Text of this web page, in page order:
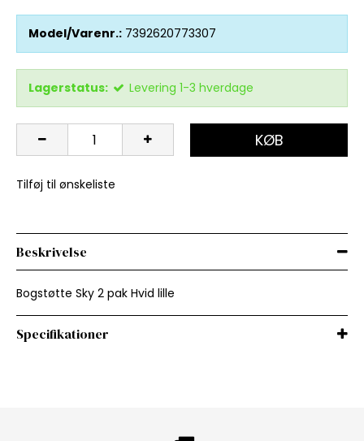
Model/Varenr.: 7392620773307
Lagerstatus: Levering 1-3 hverdage
KØB
Tilføj til ønskeliste
Beskrivelse
Bogstøtte Sky 2 pak Hvid lille
Specifikationer